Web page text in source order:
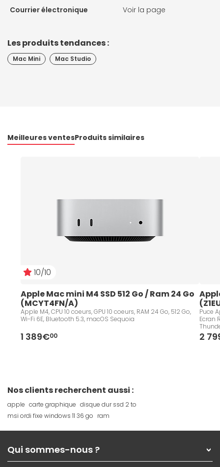
Courrier électronique
Voir la page
Les produits tendances :
Mac Mini Mac Studio
Meilleures ventesProduits similaires
10/10
Apple Mac mini M4 SSD 512 Go / Ram 24 Go
(MCYT4FN/A)
Apple M4, CPU 10 coeurs, GPU 10 coeurs, RAM 24 Go, 512 Go,
Wi-Fi 6E, Bluetooth 5.3, macOS Sequoia
1 389€00
Puce
Ecran
2
Nos clients recherchent aussi :
apple carte graphique disque dur ssd 2 to
msi ordi fixe windows 11 36 go ram
Qui sommes-nous ?